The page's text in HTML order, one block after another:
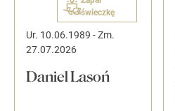
świeczkę
Ur. 10.06.1989 -Zm.
27.07.2026
Daniel Lasoń